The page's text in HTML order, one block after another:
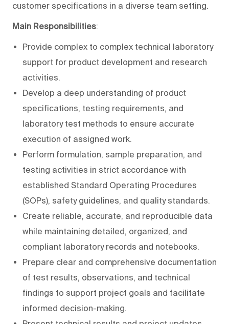
customer specifications in a diverse team setting.
Main Responsibilities:
Provide complex to complex technical laboratory
support for product development and research
activities.
Develop a deep understanding of product
specifications, testing requirements, and
laboratory test methods to ensure accurate
execution of assigned work.
Perform formulation, sample preparation, and
testing activities in strict accordance with
established Standard Operating Procedures
(SOPs), safety guidelines, and quality standards.
Create reliable, accurate, and reproducible data
while maintaining detailed, organized, and
compliant laboratory records and notebooks.
Prepare clear and comprehensive documentation
of test results, observations, and technical
findings to support project goals and facilitate
informed decision-making.